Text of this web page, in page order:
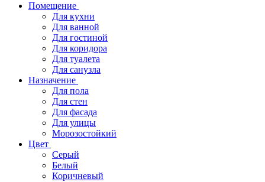
Помещение
Для кухни
Для ванной
Для гостиной
Для коридора
Для туалета
Для санузла
Назначение
Для пола
Для стен
Для фасада
Для улицы
Морозостойкий
Цвет
Серый
Белый
Коричневый